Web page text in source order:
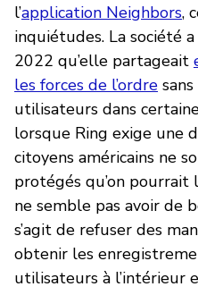
l’application Neighbors,
inquiétudes. La société
2022 qu’elle partageait
les forces de l’ordre
utilisateurs dans
lorsque Ring exige une
citoyens américains ne
protégés qu’on pourrait
ne semble pas avoir de
s’agit de refuser des
obtenir les
utilisateurs à l’intérieur